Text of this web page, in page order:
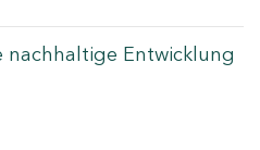
nachhaltige Entwicklung